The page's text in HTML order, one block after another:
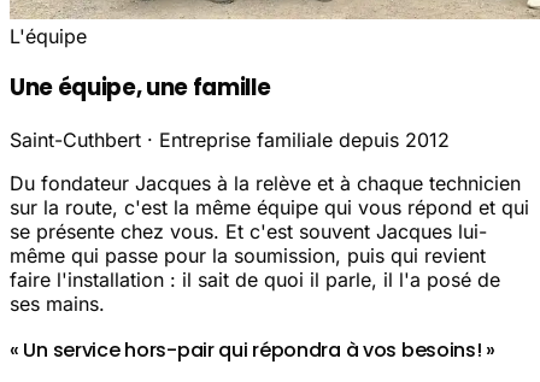
L'équipe
Une équipe, une famille
Saint-Cuthbert · Entreprise familiale depuis 2012
Du fondateur Jacques à la relève et à chaque technicien
sur la route, c'est la même équipe qui vous répond et qui
se présente chez vous. Et c'est souvent Jacques lui-
même qui passe pour la soumission, puis qui revient
faire l'installation : il sait de quoi il parle, il l'a posé de
ses mains.
« Un service hors-pair qui répondra à vos besoins! »